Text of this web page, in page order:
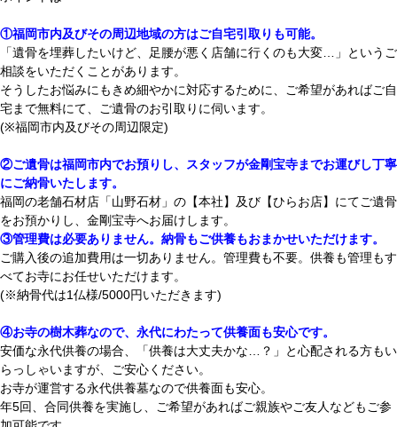
①福岡市内及びその周辺地域の方はご自宅引取りも可能。
「遺骨を埋葬したいけど、足腰が悪く店舗に行くのも大変…」というご
相談をいただくことがあります。
そうしたお悩みにもきめ細やかに対応するために、ご希望があればご自
宅まで無料にて、ご遺骨のお引取りに伺います。
(※福岡市内及びその周辺限定)
②ご遺骨は福岡市内でお預りし、スタッフが金剛宝寺までお運びし丁寧
にご納骨いたします。
福岡の老舗石材店 「山野石材」の【本社】及び【ひらお店】にてご遺骨
をお預かりし、 金剛宝寺へお届けします。
③管理費は必要ありません。納骨もご供養もおまかせいただけます。
ご購入後の追加費用は一切ありません。管理費も不要。供養も管理もす
べてお寺にお任せいただけます。
(※納骨代は1仏様/5000円いただきます)
④お寺の樹木葬なので、永代にわたって供養面も安心です。
安価な永代供養の場合、「供養は大丈夫かな…？」と心配される方もい
らっしゃいますが、ご安心ください。
お寺が運営する永代供養墓なので供養面も安心。
年5回、合同供養を実施し、ご希望があればご親族やご友人などもご参